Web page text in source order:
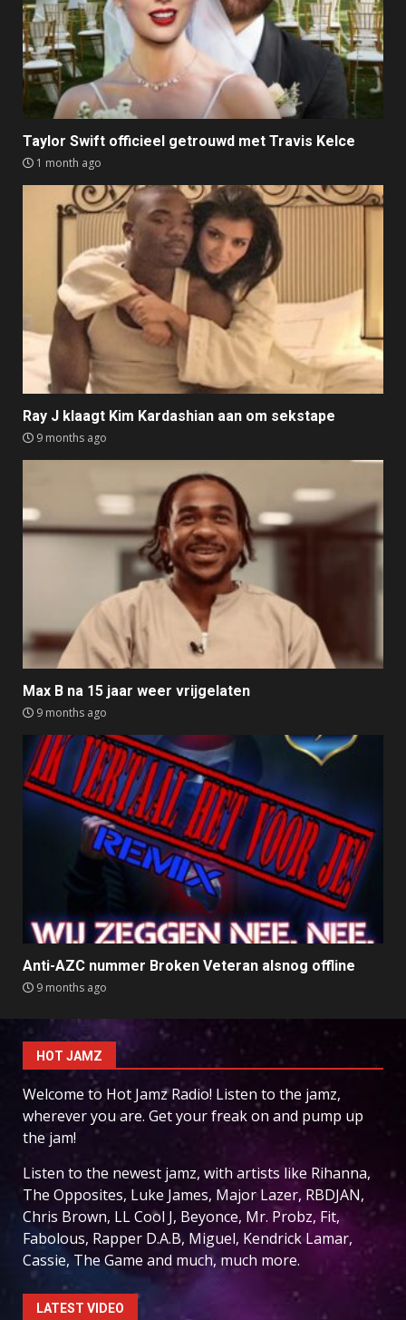
Taylor Swift officieel getrouwd met Travis Kelce
1 month ago
Ray J klaagt Kim Kardashian aan om sekstape
9 months ago
Max B na 15 jaar weer vrijgelaten
9 months ago
Anti-AZC nummer Broken Veteran alsnog offline
9 months ago
HOT JAMZ
Welcome to Hot Jamz Radio! Listen to the jamz,
wherever you are. Get your freak on and pump up
the jam!
Listen to the newest jamz, with artists like Rihanna,
The Opposites, Luke James, Major Lazer, RBDJAN,
Chris Brown, LL Cool J, Beyonce, Mr. Probz, Fit,
Fabolous, Rapper D.A.B, Miguel, Kendrick Lamar,
Cassie, The Game and much, much more.
LATEST VIDEO